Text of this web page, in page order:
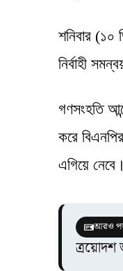
শনিবার (১০
নির্বাহী
গণসংহতি
করে
এগিয়ে নেবে।
আরও
ত্রয়োদশ